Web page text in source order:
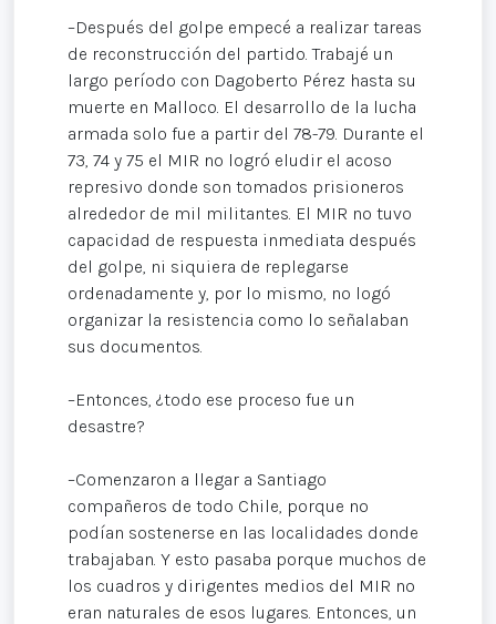
–Después del golpe empecé a realizar tareas
de reconstrucción del partido. Trabajé un
largo período con Dagoberto Pérez hasta su
muerte en Malloco. El desarrollo de la lucha
armada solo fue a partir del 78-79. Durante el
73, 74 y 75 el MIR no logró eludir el acoso
represivo donde son tomados prisioneros
alrededor de mil militantes. El MIR no tuvo
capacidad de respuesta inmediata después
del golpe, ni siquiera de replegarse
ordenadamente y, por lo mismo, no logó
organizar la resistencia como lo señalaban
sus documentos.
–Entonces, ¿todo ese proceso fue un
desastre?
–Comenzaron a llegar a Santiago
compañeros de todo Chile, porque no
podían sostenerse en las localidades donde
trabajaban. Y esto pasaba porque muchos de
los cuadros y dirigentes medios del MIR no
eran naturales de esos lugares. Entonces, un